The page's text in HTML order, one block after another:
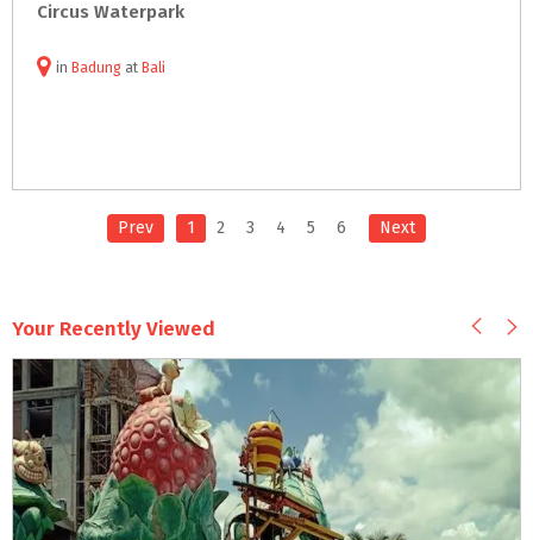
Circus Waterpark
in Badung at Bali
Prev 1 2 3 4 5 6 Next
Your Recently Viewed